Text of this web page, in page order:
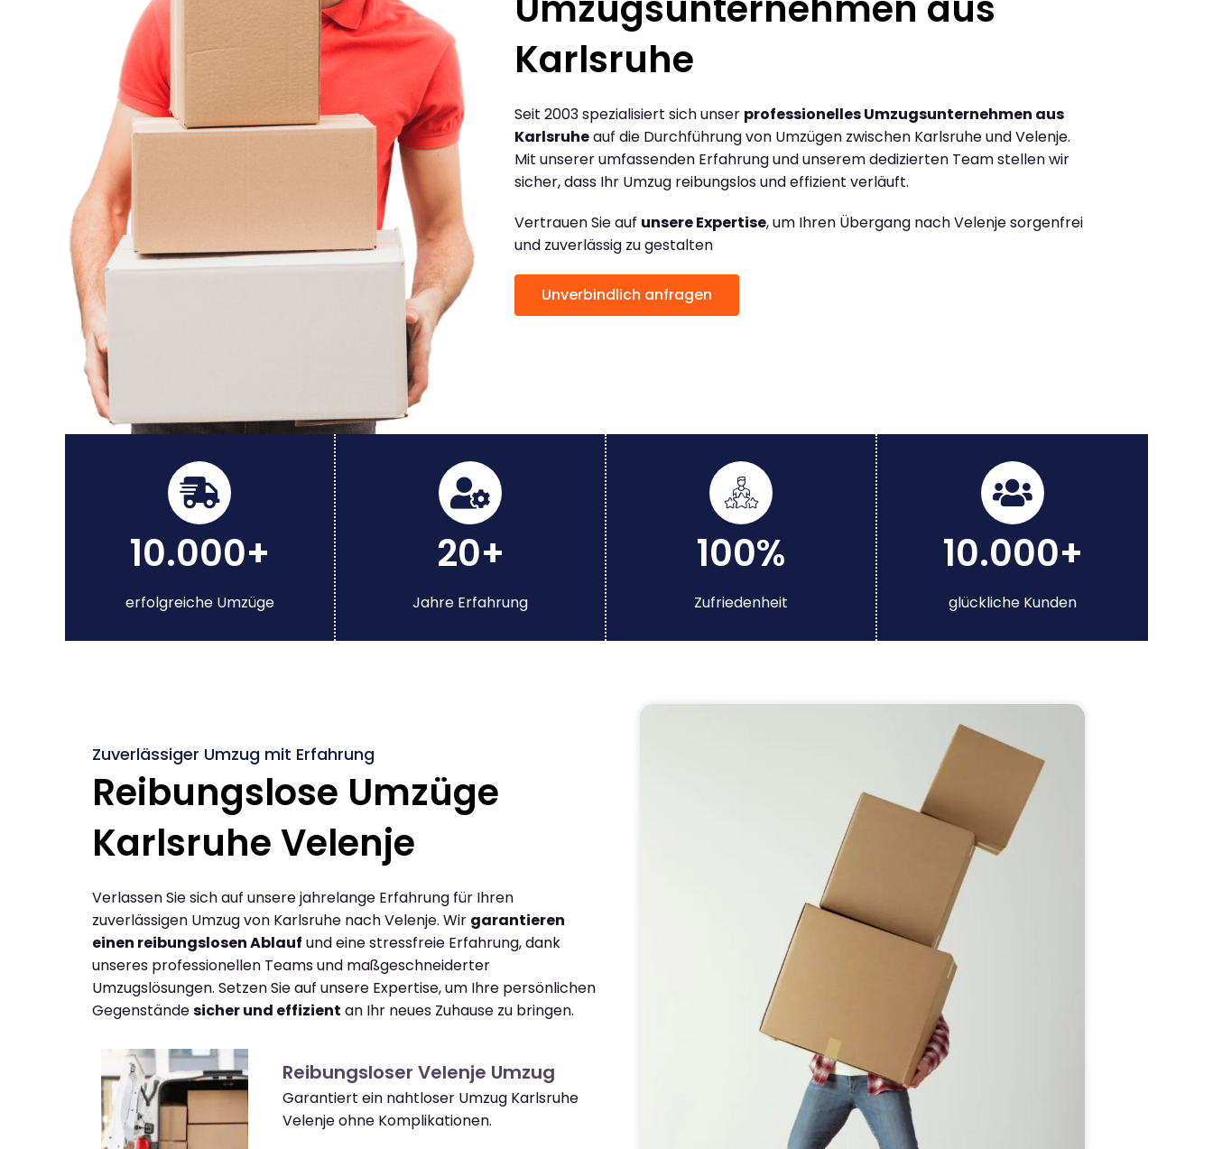
Karlsruhe
Seit 2003 spezialisiert sich unser professionelles Umzugsunternehmen aus
Karlsruheauf die Durchführung von Umzügen zwischen Karlsruhe und Velenje.
Mit unserer umfassenden Erfahrung und unserem dedizierten Team stellen wir
sicher, dass Ihr Umzug reibungslos und effizient verläuft.
Vertrauen Sie auf unsere Expertise, um Ihren Übergang nach Velenje sorgenfrei
und zuverlässig zu gestalten
Unverbindlich anfragen
10.000+
erfolgreiche Umzüge
20+
Jahre Erfahrung
100%
Zufriedenheit
10.000+
glückliche Kunden
Zuverlässiger Umzug mit Erfahrung
Reibungslose Umzüge
Karlsruhe Velenje
Verlassen Sie sich auf unsere jahrelange Erfahrung für Ihren
zuverlässigen Umzug von Karlsruhe nach Velenje. Wir garantieren
einen reibungslosen Ablauf und eine stressfreie Erfahrung, dank
unseres professionellen Teams und maßgeschneiderter
Umzugslösungen. Setzen Sie auf unsere Expertise, um Ihre persönlichen
Gegenständesicher und effizient an Ihr neues Zuhause zu bringen.
Reibungsloser Velenje Umzug
Garantiert ein nahtloser Umzug Karlsruhe
Velenje ohne Komplikationen.